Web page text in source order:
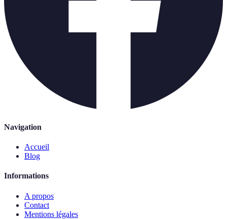
Navigation
Accueil
Blog
Informations
A propos
Contact
Mentions légales